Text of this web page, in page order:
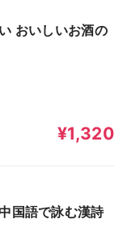
おいしいお酒の
¥1,320
国語で詠む漢詩